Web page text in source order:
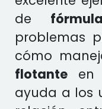
de
problemas
cómo
flotante en
ayuda a los